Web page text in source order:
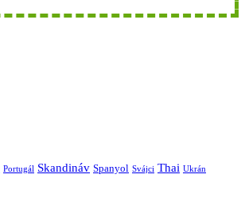
Portugál Skandináv Spanyol Svájci Thai Ukrán